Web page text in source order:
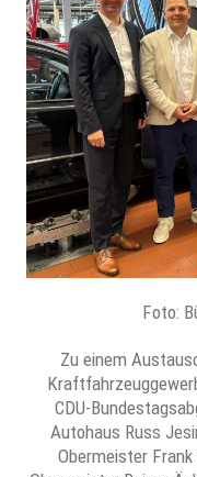
Foto:
Zu einem
CDU-
Autohaus Russ
Obermeister